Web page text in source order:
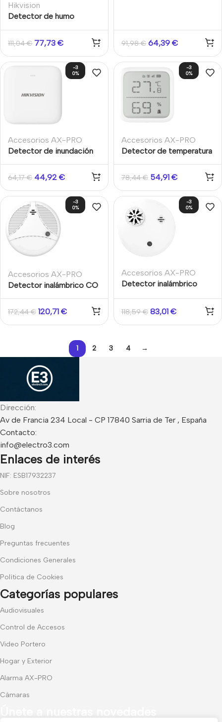
Hikvision
Detector de humo
868 MHz Interior Alcance
1.6km
111,04€ 77,73 € 91,98€ 64,39 €
-3
0%
Accesorios AX-PRO
Detector de inundación
Serie AXPRO 868 MHz
64,17€ 44,92 €
-3
0%
Accesorios AX-PRO
Detector de temperatura
78,44€ 54,91 €
-3
0%
Accesorios AX-PRO
Detector inalámbrico CO
Batería 10 años Interior
Techo AX-PRO Hikvision
172,44€ 120,71 €
-3
0%
Accesorios AX-PRO
Detector inalámbrico
Hikvision
118,59€ 83,01 €
1 2 3 4 →
Dirección:
Av de Francia 234 Local - CP 17840 Sarria de Ter , España
Contacto:
info@electro3.com
Enlaces de interés
NIF: ESB17932237
Sobre nosotros
Contáctanos
Blog
Preguntas frecuentes
Condiciones Generales
Política de Cookies
Categorías populares
Audiovisuales
Control de Accesos
Video Portero
Hogar y Exterior
Alarma AX-PRO
Cámaras